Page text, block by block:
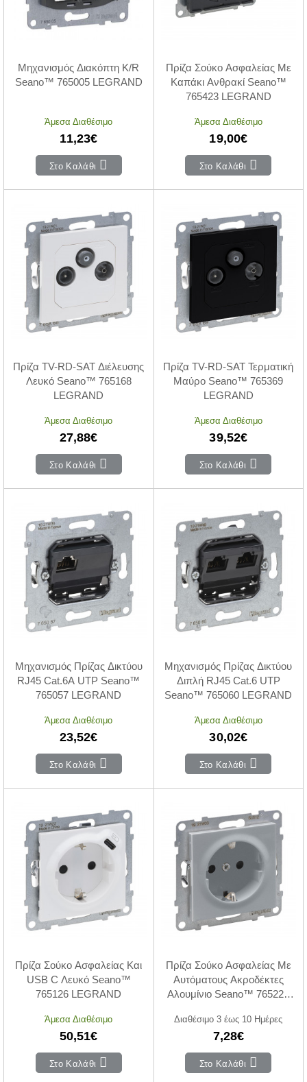
Μηχανισμός Διακόπτη K/R
Seano™ 765005 LEGRAND
Άμεσα Διαθέσιμο
11,23€
Στο Καλάθι
Πρίζα Σούκο Ασφαλείας Με
Καπάκι Ανθρακί Seano™
765423 LEGRAND
Άμεσα Διαθέσιμο
19,00€
Στο Καλάθι
Πρίζα ΤV-RD-SAT Διέλευσης
Λευκό Seano™ 765168
LEGRAND
Άμεσα Διαθέσιμο
27,88€
Στο Καλάθι
Πρίζα ΤV-RD-SAT Τερματική
Μαύρο Seano™ 765369
LEGRAND
Άμεσα Διαθέσιμο
39,52€
Στο Καλάθι
Μηχανισμός Πρίζας Δικτύου
RJ45 Cat.6A UTP Seano™
765057 LEGRAND
Άμεσα Διαθέσιμο
23,52€
Στο Καλάθι
Μηχανισμός Πρίζας Δικτύου
Διπλή RJ45 Cat.6 UTP
Seano™ 765060 LEGRAND
Άμεσα Διαθέσιμο
30,02€
Στο Καλάθι
Πρίζα Σούκο Ασφαλείας Και
USB C Λευκό Seano™
765126 LEGRAND
Άμεσα Διαθέσιμο
50,51€
Στο Καλάθι
Πρίζα Σούκο Ασφαλείας Με
Αυτόματους Ακροδέκτες
Αλουμίνιο Seano™ 765220
Διαθέσιμο 3 έως 10 Ημέρες
7,28€
Στο Καλάθι